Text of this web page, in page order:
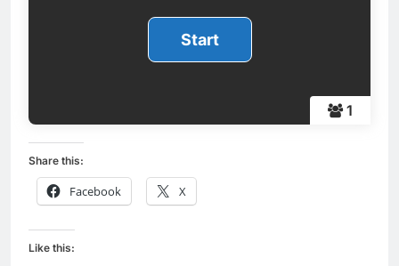
1
Share this:
Facebook X
Like this: